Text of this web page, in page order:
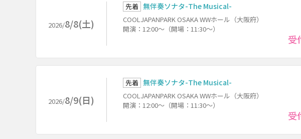
2026/8/8(土)
先着 無伴奏ソナタ-The Musical-
COOLJAPANPARK OSAKA WWホール（大阪府）
開演：12:00～（開場：11:30～）
受
2026/8/9(日)
先着 無伴奏ソナタ-The Musical-
COOLJAPANPARK OSAKA WWホール（大阪府）
開演：12:00～（開場：11:30～）
受